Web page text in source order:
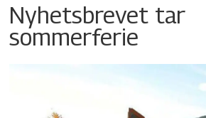
Nyhetsbrevet tar
sommerferie